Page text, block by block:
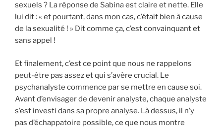
sexuels ? La réponse de Sabina est claire et nette. Elle
lui dit : « et pourtant, dans mon cas, c’était bien à cause
de la sexualité ! » Dit comme ça, c’est convainquant et
sans appel !
Et finalement, c’est ce point que nous ne rappelons
peut-être pas assez et qui s’avère crucial. Le
psychanalyste commence par se mettre en cause soi.
Avant d’envisager de devenir analyste, chaque analyste
s’est investi dans sa propre analyse. Là dessus, il n’y
pas d’échappatoire possible, ce que nous montre